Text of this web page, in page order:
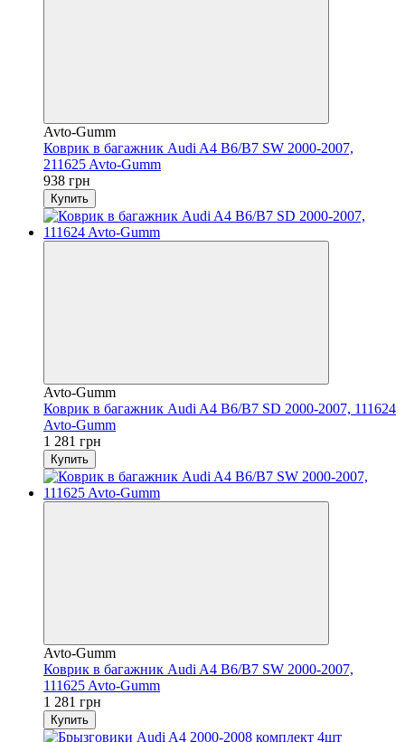
Avto-Gumm
Коврик в багажник Audi A4 B6/B7 SW 2000-2007,
211625 Avto-Gumm
938 грн
Купить
Avto-Gumm
Коврик в багажник Audi A4 B6/B7 SD 2000-2007, 111624
Avto-Gumm
1 281 грн
Купить
Avto-Gumm
Коврик в багажник Audi A4 B6/B7 SW 2000-2007,
111625 Avto-Gumm
1 281 грн
Купить